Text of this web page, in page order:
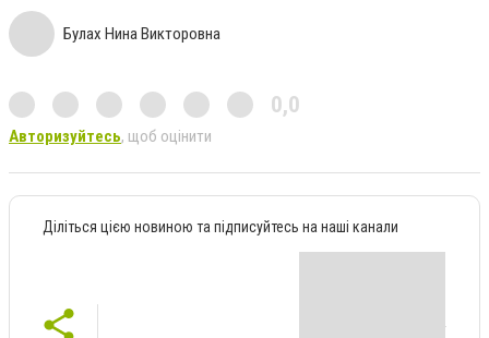
Булах Нина Викторовна
0,0
Авторизуйтесь, щоб оцінити
Діліться цією новиною та підписуйтесь на наші канали